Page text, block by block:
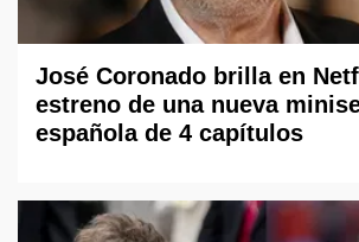
José Coronado brilla en
estreno de una nueva
española de 4 capítulos